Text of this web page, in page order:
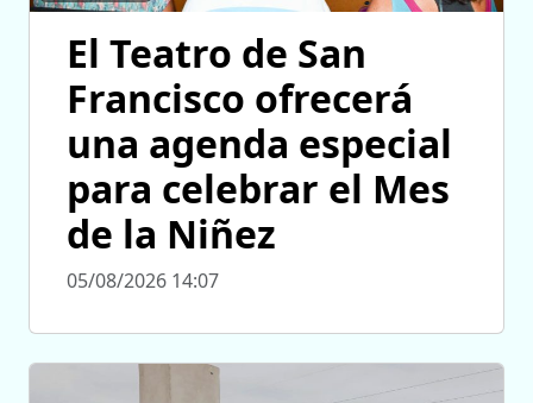
El Teatro de San
Francisco ofrecerá
una agenda especial
para celebrar el Mes
de la Niñez
05/08/2026 14:07